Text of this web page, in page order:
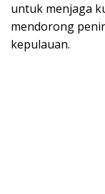
untuk menjaga
mendorong
kepulauan.